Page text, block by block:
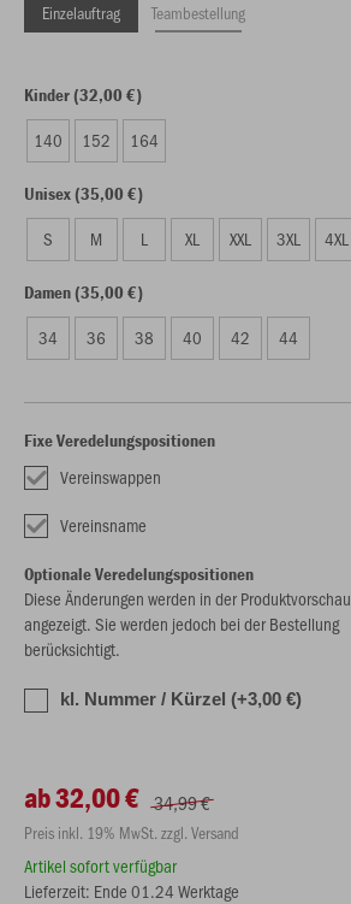
Einzelauftrag Teambestellung
Kinder (32,00 €)
140 152 164
Unisex (35,00 €)
S M L XL XXL 3XL 4XL
Damen (35,00 €)
34 36 38 40 42 44
Fixe Veredelungspositionen
Vereinswappen
Vereinsname
Optionale Veredelungspositionen
Diese Änderungen werden in der
angezeigt. Sie werden jedoch bei der Bestellung
berücksichtigt.
kl. Nummer / Kürzel (+3,00 €)
ab 32,00 € 34,99 €
Preis inkl. 19% MwSt. zzgl. Versand
Artikel sofort verfügbar
Lieferzeit: Ende 01.24 Werktage